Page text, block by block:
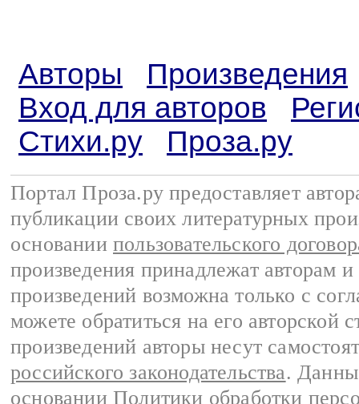
Авторы
Произведения
Вход для авторов
Стихи.ру
Проза.ру
Портал Проза.ру предоставляет
публикации своих литературных
основании пользовательского
произведения принадлежат авторам
произведений возможна только с
можете обратиться на его авторской
произведений авторы несут
российского законодательства.
основании Политики обработки